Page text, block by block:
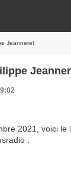
Jeanneret
2021, voici le
: